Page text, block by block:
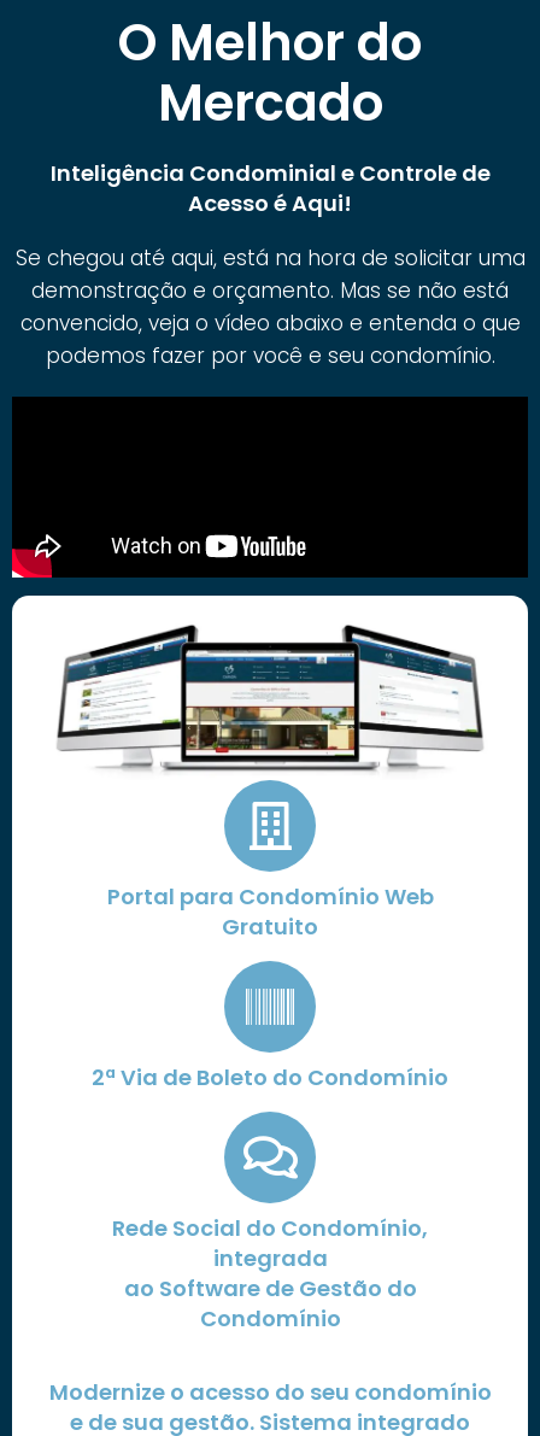
O Melhor do
Mercado
Inteligência Condominial e Controle de
Acesso é Aqui!
Se chegou até aqui, está na hora de solicitar uma
demonstração e orçamento. Mas se não está
convencido, veja o vídeo abaixo e entenda o que
podemos fazer por você e seu condomínio.
Portal para Condomínio Web
Gratuito
2ª Via de Boleto do Condomínio
Rede Social do Condomínio,
integrada
ao Software de Gestão do
Condomínio
Modernize o acesso do seu condomínio
e de sua gestão. Sistema integrado